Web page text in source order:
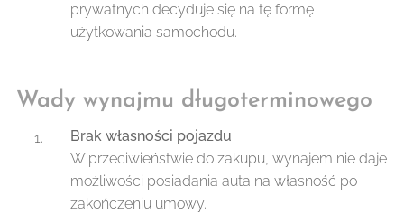
prywatnych decyduje się na tę formę
użytkowania samochodu.
Wady wynajmu długoterminowego
Brak własności pojazdu
W przeciwieństwie do zakupu, wynajem nie daje
możliwości posiadania auta na własność po
zakończeniu umowy.